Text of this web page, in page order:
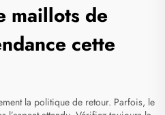
maillots de
cette
la politique de retour. Parfois, le